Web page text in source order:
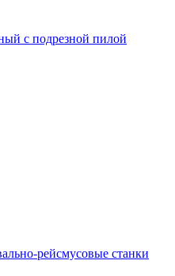
с подрезной пилой
рейсмусовые станки